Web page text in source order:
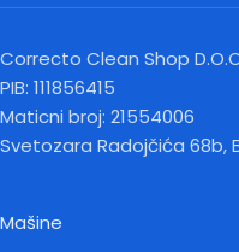
Correcto Clean Shop
PIB: 111856415
Maticni broj: 21554006
Svetozara Radojčića 68b,
Mašine